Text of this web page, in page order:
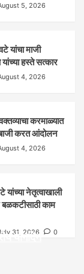
5, 2026
यांचा माजी
हस्ते सत्कार
4, 2026
करमाळ्यात
करत आंदोलन
4, 2026
यांच्या नेतृत्वाखाली
काम
31, 2026 0
योगदिन